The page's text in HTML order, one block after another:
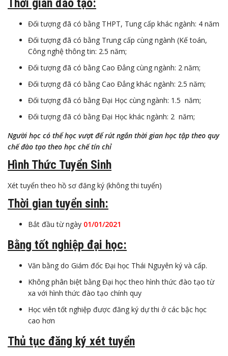
Đối tượng đã có bằng THPT, Tung cấp khác ngành: 4 năm
Đối tượng đã có bằng Trung cấp cùng ngành (Kế toán,
Công nghệ thông tin: 2.5 năm;
Đối tượng đã có bằng Cao Đẳng cùng ngành: 2 năm;
Đối tượng đã có bằng Cao Đẳng khác ngành: 2.5 năm;
Đối tượng đã có bằng Đại Học cùng ngành: 1.5 năm;
Đối tượng đã có bằng Đại Học khác ngành: 2 năm;
Người học có thể học vượt để rút ngắn thời gian học tập theo quy
chế đào tạo theo học chế tín chỉ
Hình Thức Tuyển Sinh
Xét tuyển theo hồ sơ đăng ký (không thi tuyển)
Thời gian tuyển sinh:
Bắt đầu từ ngày 01/01/2021
Bằng tốt nghiệp đại học:
Văn bằng do Giám đốc Đại học Thái Nguyên ký và cấp.
Không phân biệt bằng Đại học theo hình thức đào tạo từ
xa với hình thức đào tạo chính quy
Học viên tốt nghiệp được đăng ký dự thi ở các bậc học
cao hơn
Thủ tục đăng ký xét tuyển